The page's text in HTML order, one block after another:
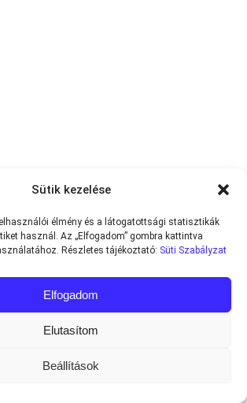
Sütik kezelése
élmény és a látogatottsági statisztikák
használ. Az „Elfogadom” gombra kattintva
Részletes tájékoztató: Süti Szabályzat
Elfogadom
Elutasítom
Beállítások